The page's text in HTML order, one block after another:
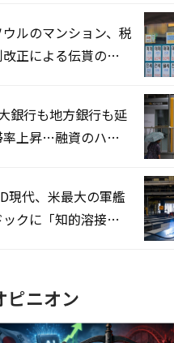
ウルのマンション、税
正による伝貰の月
銀行も地方銀行も延
率上昇…融資のハー
現代、米最大の軍艦
ックに「知的溶接」
ピニオン